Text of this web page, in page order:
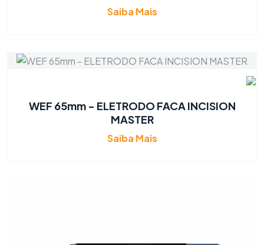
Saiba Mais
WEF 65mm - ELETRODO FACA INCISION
MASTER
Saiba Mais